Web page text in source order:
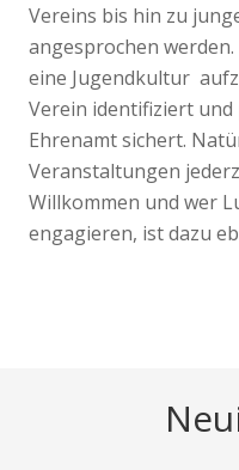
Vereins bis hin zu
angesprochen
eine Jugendkultur
Verein identifiziert
Ehrenamt sichert.
Veranstaltungen
Willkommen und wer
engagieren, ist dazu